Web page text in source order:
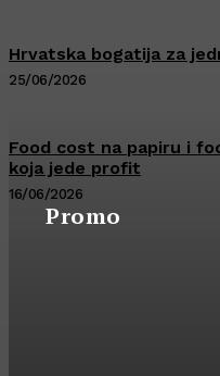
Hrvatska bogatija za
25/06/2026
Food cost na papiru i
koja jede profit
16/06/2026
Promo